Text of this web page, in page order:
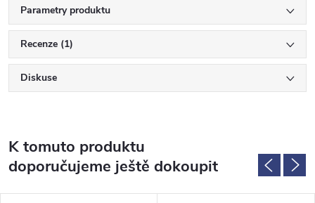
Parametry produktu
Recenze (1)
Diskuse
K tomuto produktu
doporučujeme ještě dokoupit